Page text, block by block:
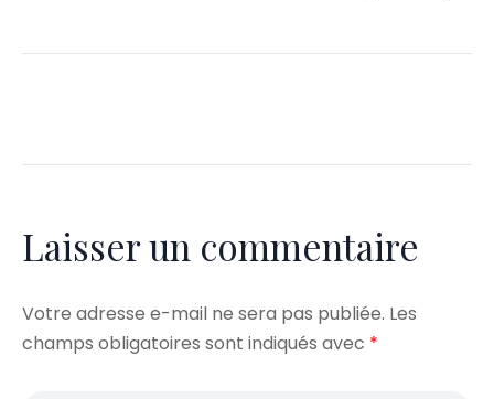
Laisser un commentaire
Votre adresse e-mail ne sera pas publiée. Les
champs obligatoires sont indiqués avec *